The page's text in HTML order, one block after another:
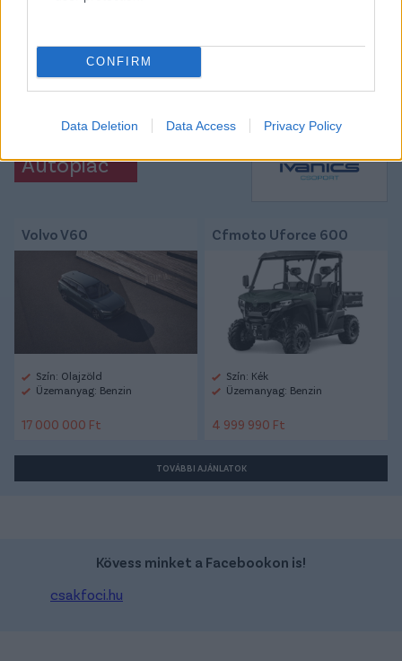
CONFIRM
Data Deletion Data Access Privacy Policy
#MAGYARORSZÁG
#KOSZOVÓ
#MAGYAR-KOSZOVÓI
#MAGYARORSZÁG-KOSZOVÓ
VÁLOGATOTT
Autópiac
Volvo V60
Szín: Olajzöld
Üzemanyag: Benzin
17 000 000 Ft
Cfmoto Uforce 600
Szín: Kék
Üzemanyag: Benzin
4 999 990 Ft
TOVÁBBI AJÁNLATOK
Kövess minket a Facebookon is!
csakfoci.hu